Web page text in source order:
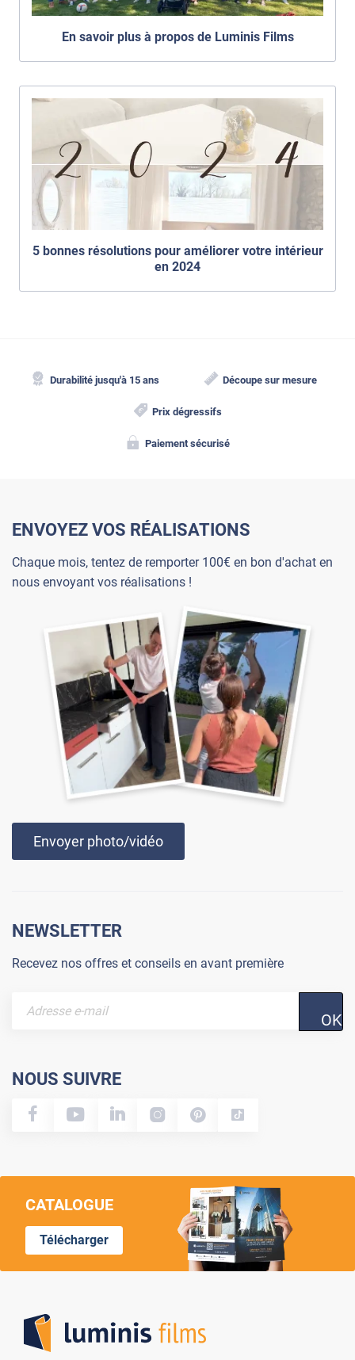
En savoir plus à propos de Luminis Films
5 bonnes résolutions pour améliorer votre intérieur
en 2024
Durabilité jusqu'à 15 ans Découpe sur mesure
Prix dégressifs
Paiement sécurisé
ENVOYEZ VOS RÉALISATIONS
Chaque mois, tentez de remporter 100€ en bon d'achat en
nous envoyant vos réalisations !
Envoyer photo/vidéo
NEWSLETTER
Recevez nos offres et conseils en avant première
OK
NOUS SUIVRE
CATALOGUE
Télécharger